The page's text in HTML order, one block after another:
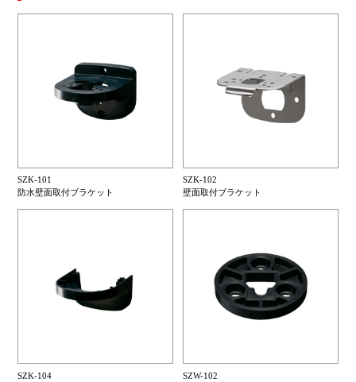
SZK-101
防水壁面取付ブラケット
SZK-102
壁面取付ブラケット
SZK-104
SZW-102